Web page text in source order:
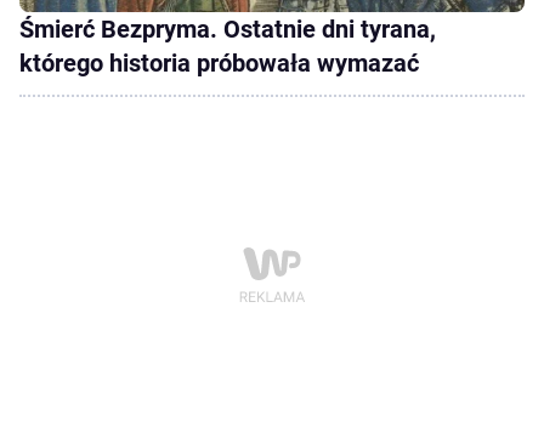
Śmierć Bezpryma. Ostatnie dni tyrana,
którego historia próbowała wymazać